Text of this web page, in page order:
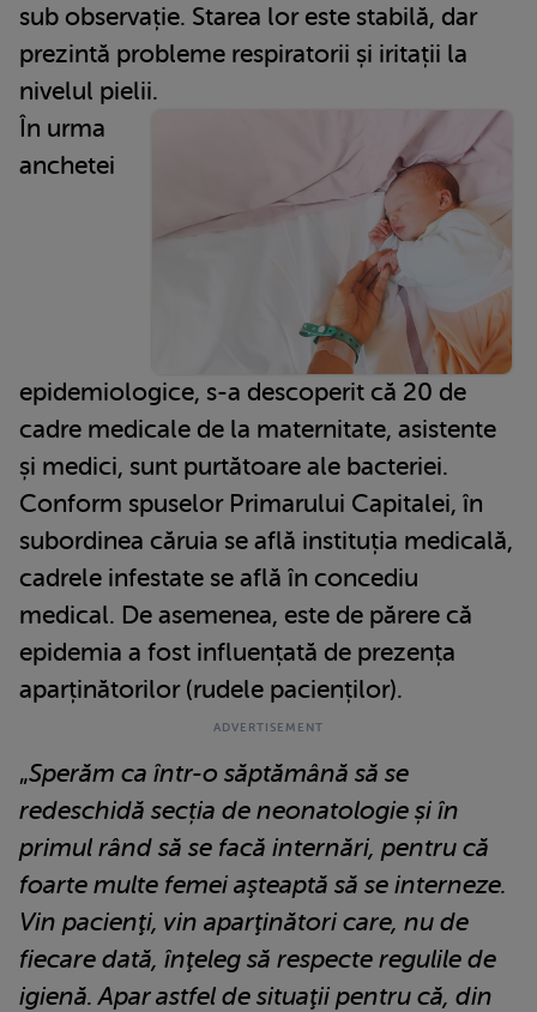
sub observație. Starea lor este stabilă, dar
prezintă probleme respiratorii și iritații la
nivelul pielii.
În urma
anchetei
epidemiologice, s-a descoperit că 20 de
cadre medicale de la maternitate, asistente
și medici, sunt purtătoare ale bacteriei.
Conform spuselor Primarului Capitalei, în
subordinea căruia se află instituția medicală,
cadrele infestate se află în concediu
medical. De asemenea, este de părere că
epidemia a fost influențată de prezența
aparținătorilor (rudele pacienților).
„Sperăm ca într-o săptămână să se
redeschidă secția de neonatologie și în
primul rând să se facă internări, pentru că
foarte multe femei aşteaptă să se interneze.
Vin pacienţi, vin aparţinători care, nu de
fiecare dată, înţeleg să respecte regulile de
igienă. Apar astfel de situaţii pentru că, din